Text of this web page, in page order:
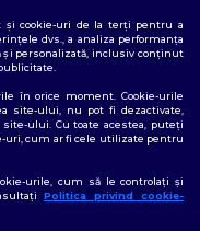
și cookie-uri de la terți pentru a
dvs., a analiza performanța
și personalizată, inclusiv conținut
în orice moment. Cookie-urile
site-ului, nu pot fi dezactivate,
ului. Cu toate acestea, puteți
uri, cum ar fi cele utilizate pentru
urile, cum să le controlați și
Politica privind cookie-